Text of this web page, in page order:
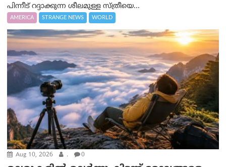
പിന്നീട് റദ്ദാക്കുന്ന ശീലമുള്ള സ്ത്രീയെ...
AMERICA STRANGE NEWS WORLD
Aug 10, 2026 . 0